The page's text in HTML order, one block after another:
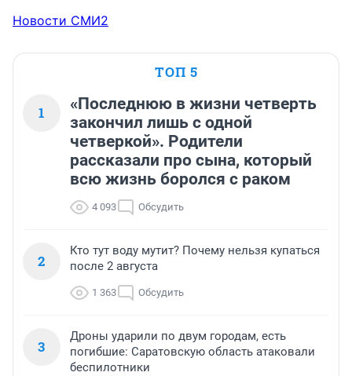
Новости СМИ2
ТОП 5
1
«Последнюю в жизни четверть
закончил лишь с одной
четверкой». Родители
рассказали про сына, который
всю жизнь боролся с раком
4 093 Обсудить
2
Кто тут воду мутит? Почему нельзя купаться
после 2 августа
1 363 Обсудить
3
Дроны ударили по двум городам, есть
погибшие: Саратовскую область атаковали
беспилотники